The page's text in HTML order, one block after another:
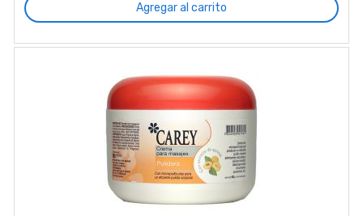
Agregar al carrito